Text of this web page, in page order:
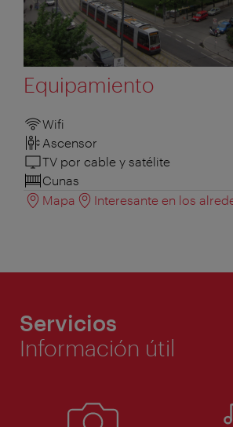
Equipamiento
Wifi
Ascensor
TV por cable y satélite
Cunas
Mapa
Interesante en los
Servicios
Información útil